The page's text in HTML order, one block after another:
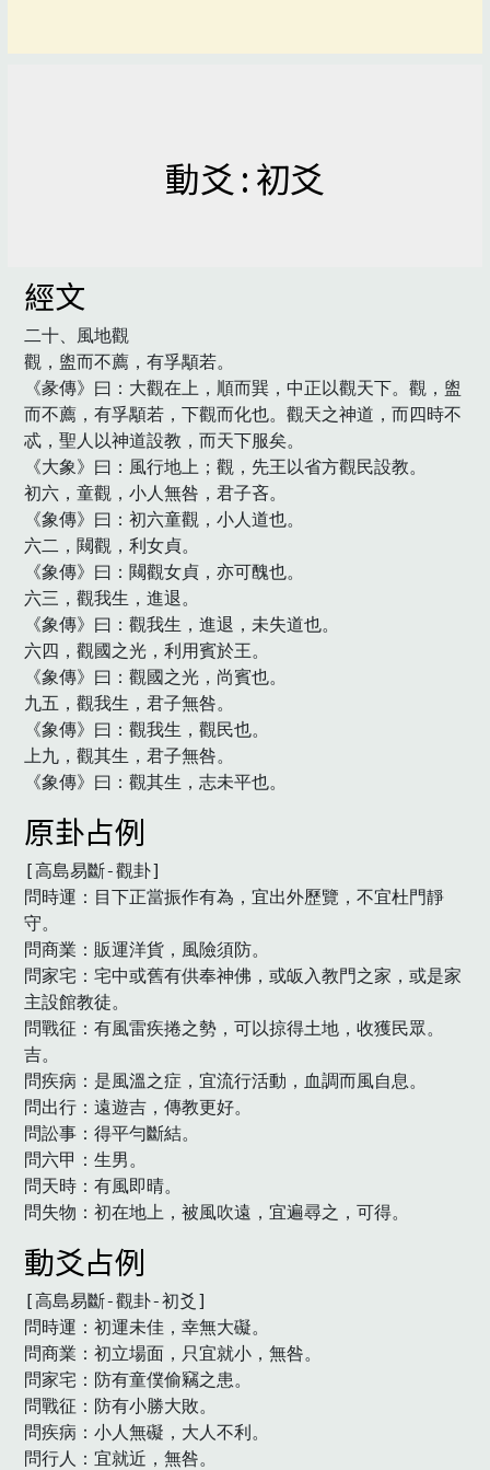
動爻 : 初爻
經文
二十、風地觀
觀，盥而不薦，有孚顒若。
《彖傳》曰：大觀在上，順而巽，中正以觀天下。觀，盥
而不薦，有孚顒若，下觀而化也。觀天之神道，而四時不
忒，聖人以神道設教，而天下服矣。
《大象》曰：風行地上；觀，先王以省方觀民設教。
初六，童觀，小人無咎，君子吝。
《象傳》曰：初六童觀，小人道也。
六二，闚觀，利女貞。
《象傳》曰：闚觀女貞，亦可醜也。
六三，觀我生，進退。
《象傳》曰：觀我生，進退，未失道也。
六四，觀國之光，利用賓於王。
《象傳》曰：觀國之光，尚賓也。
九五，觀我生，君子無咎。
《象傳》曰：觀我生，觀民也。
上九，觀其生，君子無咎。
《象傳》曰：觀其生，志未平也。
原卦占例
[高島易斷-觀卦]
問時運：目下正當振作有為，宜出外歷覽，不宜杜門靜
守。
問商業：販運洋貨，風險須防。
問家宅：宅中或舊有供奉神佛，或皈入教門之家，或是家
主設館教徒。
問戰征：有風雷疾捲之勢，可以掠得土地，收獲民眾。
吉。
問疾病：是風溫之症，宜流行活動，血調而風自息。
問出行：遠遊吉，傳教更好。
問訟事：得平勻斷結。
問六甲：生男。
問天時：有風即晴。
問失物：初在地上，被風吹遠，宜遍尋之，可得。
動爻占例
[高島易斷-觀卦-初爻]
問時運：初運未佳，幸無大礙。
問商業：初立場面，只宜就小，無咎。
問家宅：防有童僕偷竊之患。
問戰征：防有小勝大敗。
問疾病：小人無礙，大人不利。
問行人：宜就近，無咎。